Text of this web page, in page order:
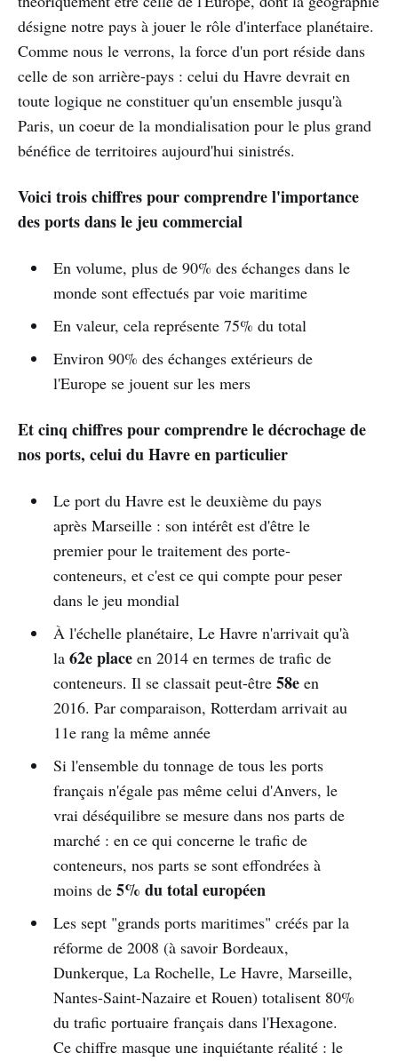
désigne notre pays à jouer le rôle d'interface planétaire.
Comme nous le verrons, la force d'un port réside dans
celle de son arrière-pays : celui du Havre devrait en
toute logique ne constituer qu'un ensemble jusqu'à
Paris, un coeur de la mondialisation pour le plus grand
bénéfice de territoires aujourd'hui sinistrés.
Voici trois chiffres pour comprendre l'importance
des ports dans le jeu commercial
En volume, plus de 90% des échanges dans le
monde sont effectués par voie maritime
En valeur, cela représente 75% du total
Environ 90% des échanges extérieurs de
l'Europe se jouent sur les mers
Et cinq chiffres pour comprendre le décrochage de
nos ports, celui du Havre en particulier
Le port du Havre est le deuxième du pays
après Marseille : son intérêt est d'être le
premier pour le traitement des porte-
conteneurs, et c'est ce qui compte pour peser
dans le jeu mondial
À l'échelle planétaire, Le Havre n'arrivait qu'à
la 62e placeen 2014 en termes de trafic de
conteneurs. Il se classait peut-être 58een
2016. Par comparaison, Rotterdam arrivait au
11e rang la même année
Si l'ensemble du tonnage de tous les ports
français n'égale pas même celui d'Anvers, le
vrai déséquilibre se mesure dans nos parts de
marché : en ce qui concerne le trafic de
conteneurs, nos parts se sont effondrées à
moins de 5% du total européen
Les sept "grands ports maritimes" créés par la
réforme de 2008 (à savoir Bordeaux,
Dunkerque, La Rochelle, Le Havre, Marseille,
Nantes-Saint-Nazaire et Rouen) totalisent 80%
du trafic portuaire français dans l'Hexagone.
Ce chiffre masque une inquiétante réalité : le